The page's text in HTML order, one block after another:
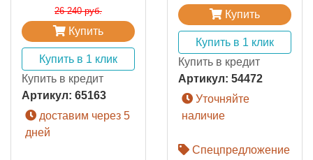
26 240 руб.
Купить
Купить в 1 клик
Купить в кредит
Артикул: 65163
доставим через 5
дней
Купить
Купить в 1 клик
Купить в кредит
Артикул: 54472
Уточняйте
наличие
Спецпредложение